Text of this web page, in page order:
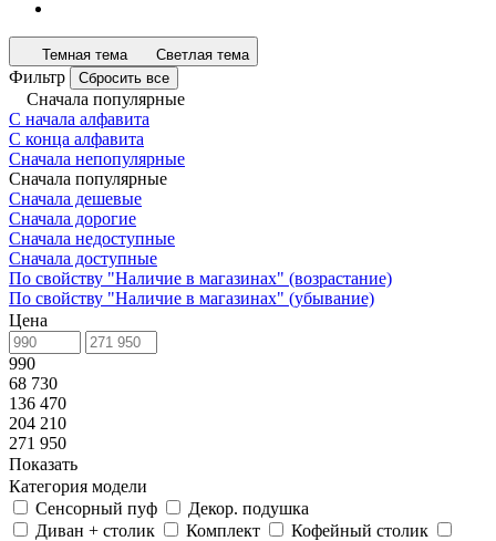
Темная тема Светлая тема
Фильтр Сбросить все
Сначала популярные
С начала алфавита
С конца алфавита
Сначала непопулярные
Сначала популярные
Сначала дешевые
Сначала дорогие
Сначала недоступные
Сначала доступные
По свойству "Наличие в магазинах" (возрастание)
По свойству "Наличие в магазинах" (убывание)
Цена
990
68 730
136 470
204 210
271 950
Показать
Категория модели
Сенсорный пуф
Декор. подушка
Диван + столик
Комплект
Кофейный столик